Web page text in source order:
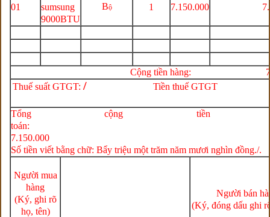
01
sumsung
9000BTU
Bộ 1 7.150.000
Cộng tiền hàng:
Thuế suất GTGT: / Tiền thuế
Tổng cộng tiền
7.150.000
Số tiền viết bằng chữ: Bẩy triệu một trăm năm mươi nghìn đồng./.
Người mua
hàng
(Ký, ghi rõ
họ, tên)
Người bán
(Ký, đóng dấu ghi